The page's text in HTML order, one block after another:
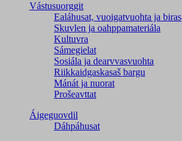
Vástusuorggit
Ealáhusat, vuoigatvuohta ja biras
Skuvlen ja oahppamateriála
Kultuvra
Sámegielat
Sosiála ja dearvvasvuohta
Riikkaidgaskasaš bargu
Mánát ja nuorat
Prošeavttat
Áigeguovdil
Dáhpáhusat